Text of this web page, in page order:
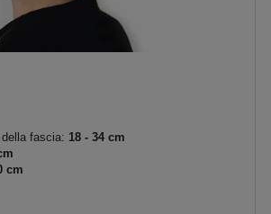
fascia: 18 - 34 cm
cm